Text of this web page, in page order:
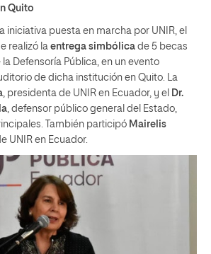
Quito
iniciativa puesta en marcha por UNIR, el
realizó la entrega simbólica de 5 becas
Defensoría Pública, en un evento
de dicha institución en Quito. La
, presidenta de UNIR en Ecuador, y el Dr.
, defensor público general del Estado,
También participó Mairelis
UNIR en Ecuador.